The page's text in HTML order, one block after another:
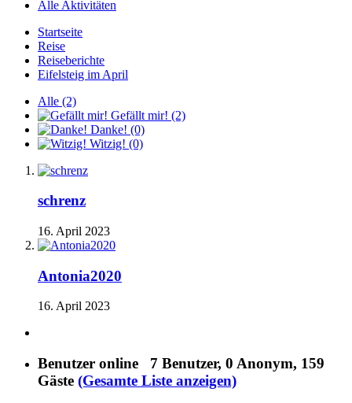
Alle Aktivitäten
Startseite
Reise
Reiseberichte
Eifelsteig im April
Alle (2)
Gefällt mir! (2)
Danke! (0)
Witzig! (0)
schrenz
16. April 2023
Antonia2020
16. April 2023
Benutzer online 7 Benutzer, 0 Anonym, 159
Gäste (Gesamte Liste anzeigen)